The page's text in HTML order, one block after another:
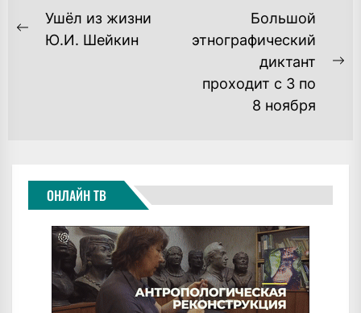
НАВИГАЦИЯ
Previous
Ушёл из жизни
Ю.И. Шейкин
Большой
этнографический
диктант
проходит с 3 по
8 ноября
ОНЛАЙН ТВ